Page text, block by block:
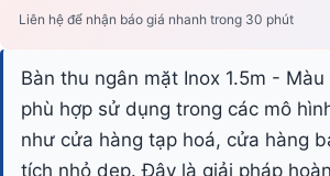
Liên hệ để nhận báo giá nhanh trong 30 phút
Bàn thu ngân mặt Inox 1.5m -
phù hợp sử dụng trong các mô
như cửa hàng tạp hoá, cửa hàng
tích nhỏ dẹp. Đây là giải pháp